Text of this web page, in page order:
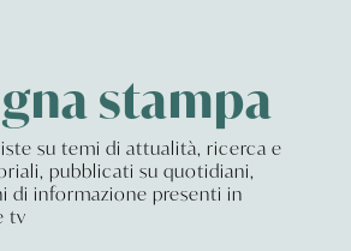
stampa
su temi di attualità, ricerca e
pubblicati su quotidiani,
di informazione presenti in
tv